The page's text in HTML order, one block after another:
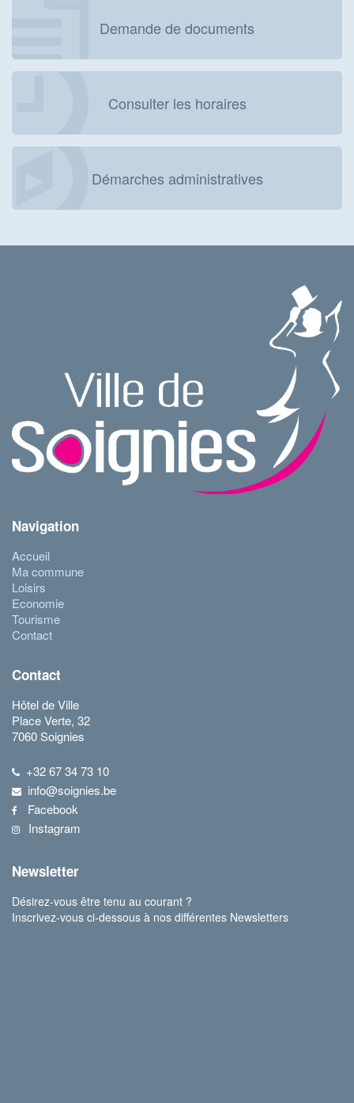
Demande de documents
Consulter les horaires
Démarches administratives
Navigation
Accueil
Ma commune
Loisirs
Economie
Tourisme
Contact
Contact
Hôtel de Ville
Place Verte, 32
7060 Soignies
+32 67 34 73 10
info@soignies.be
Facebook
Instagram
Newsletter
Désirez-vous être tenu au courant ?
Inscrivez-vous ci-dessous à nos différentes Newsletters